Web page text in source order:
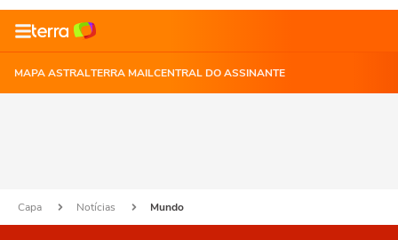
MAPA ASTRALTERRA MAILCENTRAL DO ASSINANTE
Capa Notícias Mundo